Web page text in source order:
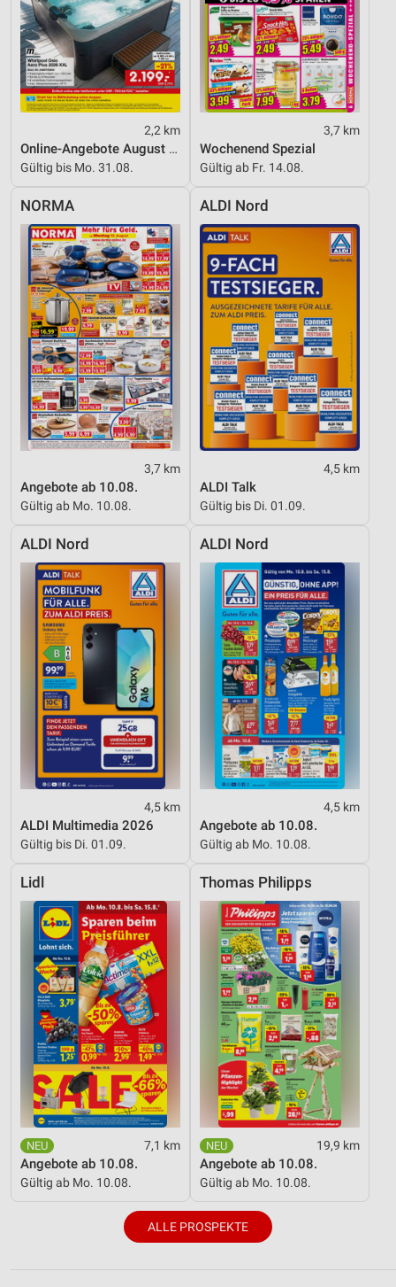
2,2 km
Online-Angebote August 2026
Gültig bis Mo. 31.08.
3,7 km
Wochenend Spezial
Gültig ab Fr. 14.08.
NORMA
3,7 km
Angebote ab 10.08.
Gültig ab Mo. 10.08.
ALDI Nord
4,5 km
ALDI Talk
Gültig bis Di. 01.09.
ALDI Nord
4,5 km
ALDI Multimedia 2026
Gültig bis Di. 01.09.
ALDI Nord
4,5 km
Angebote ab 10.08.
Gültig ab Mo. 10.08.
Lidl
7,1 km
Angebote ab 10.08.
Gültig ab Mo. 10.08.
Thomas Philipps
19,9 km
Angebote ab 10.08.
Gültig ab Mo. 10.08.
ALLE PROSPEKTE